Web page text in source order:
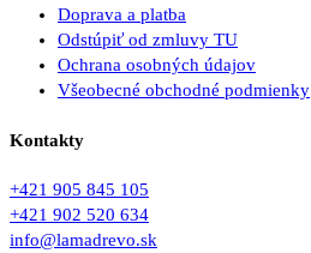
Doprava a platba
Odstúpiť od zmluvy TU
Ochrana osobných údajov
Všeobecné obchodné podmienky
Kontakty
+421 905 845 105
+421 902 520 634
info@lamadrevo.sk